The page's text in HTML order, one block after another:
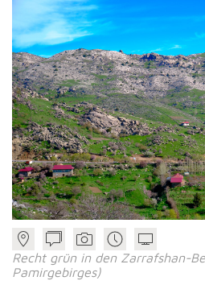
Recht grün in den Zarrafshan-
Pamirgebirges)